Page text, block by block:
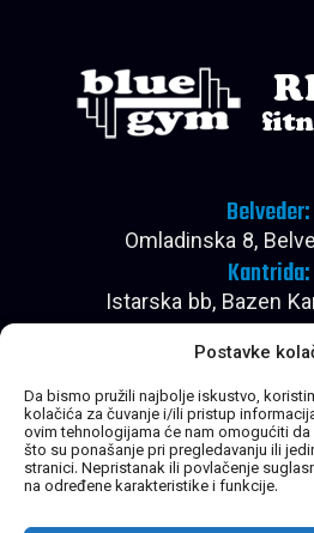
Postavke
Da bismo pružili najbolje iskustvo,
kolačića za čuvanje i/ili pristup
ovim tehnologijama će nam omogućiti
što su ponašanje pri pregledavanju ili
stranici. Nepristanak ili povlačenje
na određene karakteristike i funkcije.
Belveder:
Omladinska 8,
Kantrida:
Istarska bb, Bazen
Pon - Pet:
08:00 -
Subota:
08:00 -
Nedjelja:
Zatvoreno